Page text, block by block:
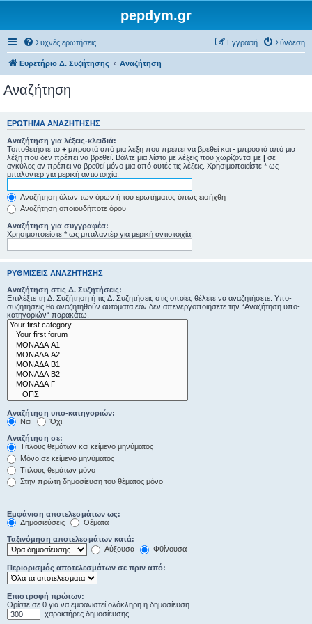
pepdym.gr
Συχνές ερωτήσεις Σύνδεση
Εγγραφή
Ευρετήριο Δ. Συζήτησης Αναζήτηση
Αναζήτηση
ΕΡΏΤΗΜΑ ΑΝΑΖΉΤΗΣΗΣ
Αναζήτηση για λέξεις-κλειδιά:
Τοποθετήστε το + μπροστά από μια λέξη που πρέπει να βρεθεί και - μπροστά από μια
λέξη που δεν πρέπει να βρεθεί. Βάλτε μια λίστα με λέξεις που χωρίζονται με | σε
αγκύλες αν πρέπει να βρεθεί μόνο μια από αυτές τις λέξεις. Χρησιμοποιείστε * ως
μπαλαντέρ για μερική αντιστοιχία.
Αναζήτηση όλων των όρων ή του ερωτήματος όπως εισήχθη
Αναζήτηση οποιουδήποτε όρου
Αναζήτηση για συγγραφέα:
Χρησιμοποιείστε * ως μπαλαντέρ για μερική αντιστοιχία.
ΡΥΘΜΊΣΕΙΣ ΑΝΑΖΉΤΗΣΗΣ
Αναζήτηση στις Δ. Συζητήσεις:
Επιλέξτε τη Δ. Συζήτηση ή τις Δ. Συζητήσεις στις οποίες θέλετε να αναζητήσετε. Υπο-
συζητήσεις θα αναζητηθούν αυτόματα εάν δεν απενεργοποιήσετε την “Αναζήτηση υπο-
κατηγοριών“ παρακάτω.
Αναζήτηση υπο-κατηγοριών:
Ναι
Όχι
Αναζήτηση σε:
Τίτλους θεμάτων και κείμενο μηνύματος
Μόνο σε κείμενο μηνύματος
Τίτλους θεμάτων μόνο
Στην πρώτη δημοσίευση του θέματος μόνο
Εμφάνιση αποτελεσμάτων ως:
Δημοσιεύσεις
Θέματα
Ταξινόμηση αποτελεσμάτων κατά:
Αύξουσα
Φθίνουσα
Περιορισμός αποτελεσμάτων σε πριν από:
Επιστροφή πρώτων:
Ορίστε σε 0 για να εμφανιστεί ολόκληρη η δημοσίευση.
χαρακτήρες δημοσίευσης